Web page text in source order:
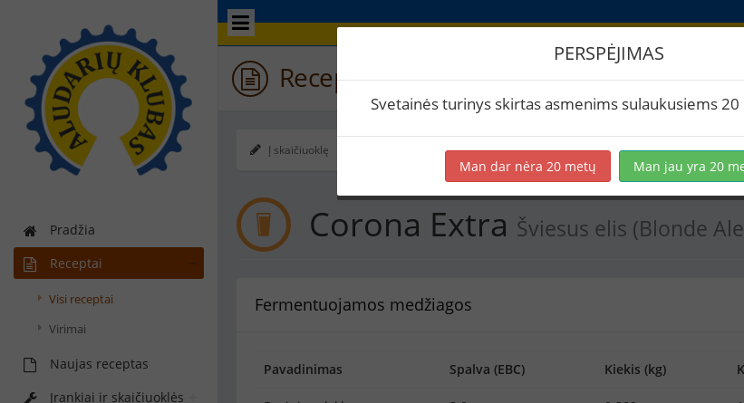
Pradžia
Receptai
Visi receptai
Virimai
Naujas receptas
Įrankiai ir skaičiuoklės
Receptas / Corona Extra
Į skaičiuoklę Eksportuoti į PDF Spausdinti etiketes Virimai (1)
Corona Extra Šviesus elis (Blonde
Fermentuojamos medžiagos
Pavadinimas Spalva (EBC) Kiekis (kg)
PERSPĖJIMAS
Svetainės turinys skirtas asmenims sulaukusiems
Man dar nėra 20 metų Man jau yra 20